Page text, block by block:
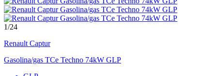
1/24
Renault Captur
Gasolina/gas TCe Techno 74kW GLP